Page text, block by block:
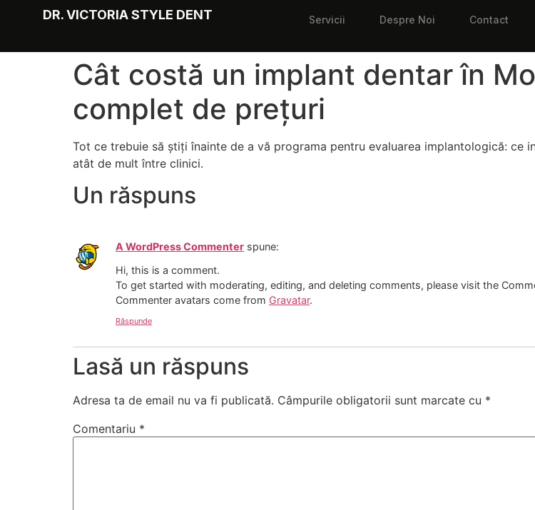
DR. VICTORIA STYLE DENT Servicii Despre Noi Contact
Cât costă un implant dentar în
complet de prețuri
Tot ce trebuie să știți înainte de a vă programa pentru evaluarea implantologică: ce
atât de mult între clinici.
Un răspuns
A WordPress Commenter spune:
Hi, this is a comment.
To get started with moderating, editing, and deleting comments, please visit the
Commenter avatars come from Gravatar.
Răspunde
Lasă un răspuns
Adresa ta de email nu va fi publicată. Câmpurile obligatorii sunt marcate cu *
Comentariu *